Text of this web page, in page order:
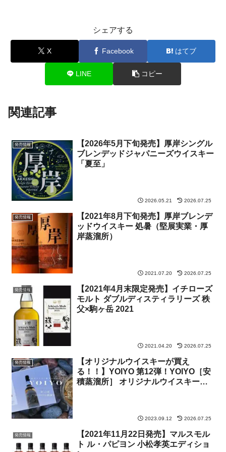
シェアする
X Facebook はてブ
LINE コピー
関連記事
発売情報
【2026年5月下旬発売】厚岸シングル
ブレンデッドジャパニーズウイスキー
「夏至」
2026.05.21 2026.07.25
発売情報
【2021年8月下旬発売】厚岸ブレンデ
ッドウイスキー 処暑（堅展実業・厚
岸蒸溜所）
2021.07.20 2026.07.25
発売情報
【2021年4月末限定発売】イチローズ
モルト ダブルディスティラリーズ 秩
父×駒ヶ岳 2021
2021.04.20 2026.07.25
発売情報
【オリジナルウイスキーが買え
る！！】YOIYO 第12弾！YOIYO［安
積蒸溜所］ オリジナルウイスキー安
2023.09.12 2026.07.25
発売情報
【2021年11月22日発売】マルスモル
ト ル・パピヨン 小松孝英エディショ